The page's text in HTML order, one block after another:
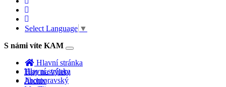
Select Language ▼
S námi víte KAM
Toggle
navigation
Hlavní stránka
Tipy na výlety
Archiv
Hlavní stránka
Jihomoravský